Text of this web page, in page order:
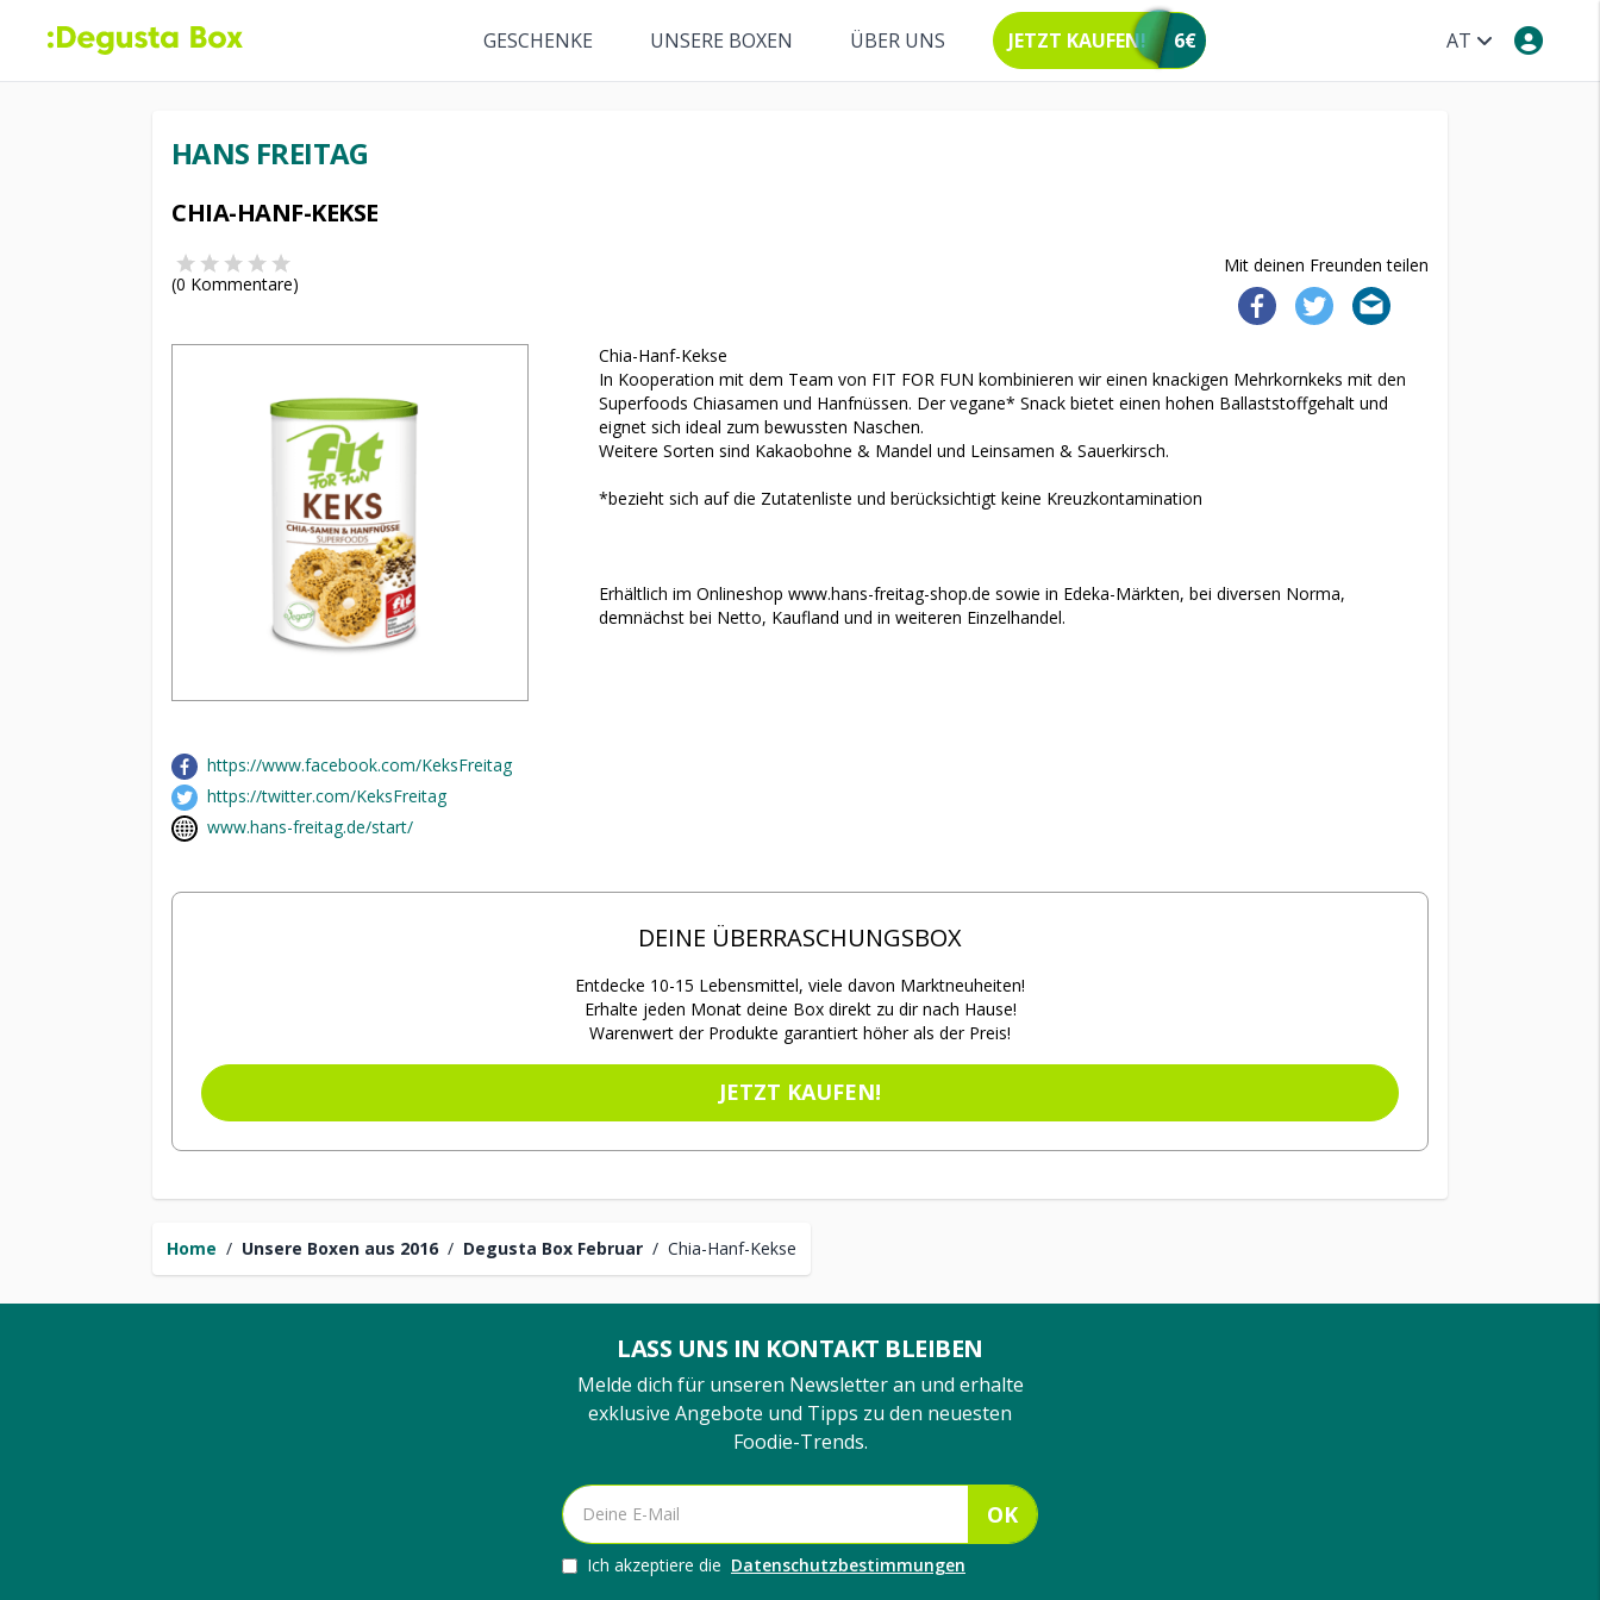
AT
GESCHENKE UNSERE BOXEN ÜBER UNS JETZT KAUFEN! 6€
Home / Unsere Boxen aus 2016 / Degusta Box Februar / Chia-Hanf-Kekse
HANS FREITAG
CHIA-HANF-KEKSE
Mit deinen Freunden teilen
(0 Kommentare)
Chia-Hanf-Kekse
In Kooperation mit dem Team von FIT FOR FUN kombinieren wir einen knackigen Mehrkornkeks mit den
Superfoods Chiasamen und Hanfnüssen. Der vegane* Snack bietet einen hohen Ballaststoffgehalt und
eignet sich ideal zum bewussten Naschen.
Weitere Sorten sind Kakaobohne & Mandel und Leinsamen & Sauerkirsch.
*bezieht sich auf die Zutatenliste und berücksichtigt keine Kreuzkontamination
Erhältlich im Onlineshop www.hans-freitag-shop.de sowie in Edeka-Märkten, bei diversen Norma,
demnächst bei Netto, Kaufland und in weiteren Einzelhandel.
https://www.facebook.com/KeksFreitag
https://twitter.com/KeksFreitag
www.hans-freitag.de/start/
DEINE ÜBERRASCHUNGSBOX
Entdecke 10-15 Lebensmittel, viele davon Marktneuheiten!
Erhalte jeden Monat deine Box direkt zu dir nach Hause!
Warenwert der Produkte garantiert höher als der Preis!
JETZT KAUFEN!
LASS UNS IN KONTAKT BLEIBEN
Melde dich für unseren Newsletter an und erhalte
exklusive Angebote und Tipps zu den neuesten
Foodie-Trends.
OK
Ich akzeptiere die Datenschutzbestimmungen